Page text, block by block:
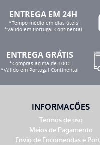
ENTREGA EM 24H
*Tempo médio em dias úteis
*Válido em Portugal Continental
ENTREGA GRÁTIS
*Compras acima de 100€
*Válido em Portugal Continental
INFORMAÇÕES
Termos de uso
Meios de Pagamento
Envio de Encomendas e